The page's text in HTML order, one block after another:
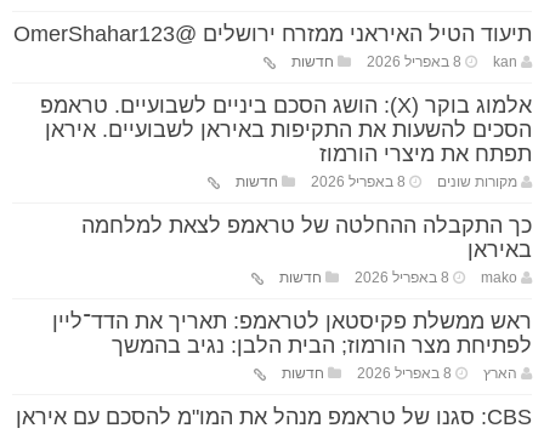
תיעוד הטיל האיראני ממזרח ירושלים @OmerShahar123
kan 8 באפריל 2026 חדשות
אלמוג בוקר (X): הושג הסכם ביניים לשבועיים. טראמפ
הסכים להשעות את התקיפות באיראן לשבועיים. איראן
תפתח את מיצרי הורמוז
מקורות שונים 8 באפריל 2026 חדשות
כך התקבלה ההחלטה של טראמפ לצאת למלחמה
באיראן
mako 8 באפריל 2026 חדשות
ראש ממשלת פקיסטאן לטראמפ: תאריך את הדד־ליין
לפתיחת מצר הורמוז; הבית הלבן: נגיב בהמשך
הארץ 8 באפריל 2026 חדשות
CBS: סגנו של טראמפ מנהל את המו"מ להסכם עם איראן